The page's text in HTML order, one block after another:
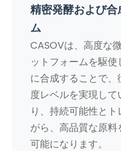
精密発酵および
ム
CASOVは、高度な
ットフォームを駆
に合成することで
度レベルを実現し
り、持続可能性と
がら、高品質な原
可能になります。